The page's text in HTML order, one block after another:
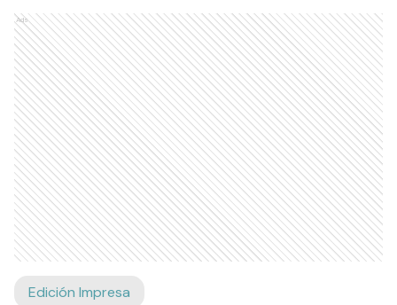
Ads
Edición Impresa